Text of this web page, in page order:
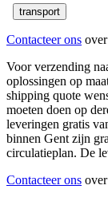
transport
Contacteer ons
Voor verzending
oplossingen op
shipping quote
moeten doen op
leveringen gratis
binnen Gent zijn
circulatieplan. De
Contacteer ons